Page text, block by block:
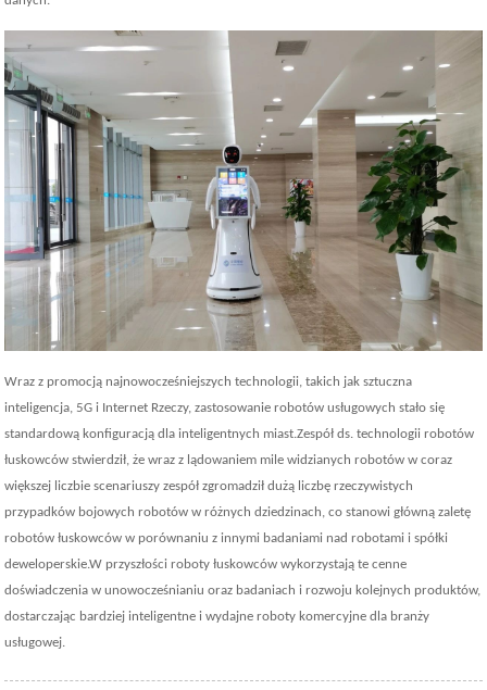
Wraz z promocją najnowocześniejszych technologii, takich jak sztuczna
inteligencja, 5G i Internet Rzeczy, zastosowanie robotów usługowych stało się
standardową konfiguracją dla inteligentnych miast.Zespół ds. technologii robotów
łuskowców stwierdził, że wraz z lądowaniem mile widzianych robotów w coraz
większej liczbie scenariuszy zespół zgromadził dużą liczbę rzeczywistych
przypadków bojowych robotów w różnych dziedzinach, co stanowi główną zaletę
robotów łuskowców w porównaniu z innymi badaniami nad robotami i spółki
deweloperskie.W przyszłości roboty łuskowców wykorzystają te cenne
doświadczenia w unowocześnianiu oraz badaniach i rozwoju kolejnych produktów,
dostarczając bardziej inteligentne i wydajne roboty komercyjne dla branży
usługowej.